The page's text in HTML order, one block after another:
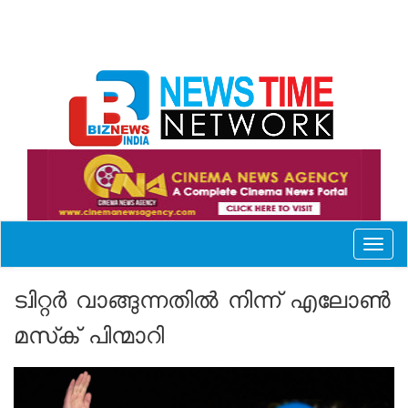
ട്വിറ്റര്‍ വാങ്ങുന്നതില്‍ നിന്ന് എലോണ്‍
മസ്‌ക് പിന്മാറി